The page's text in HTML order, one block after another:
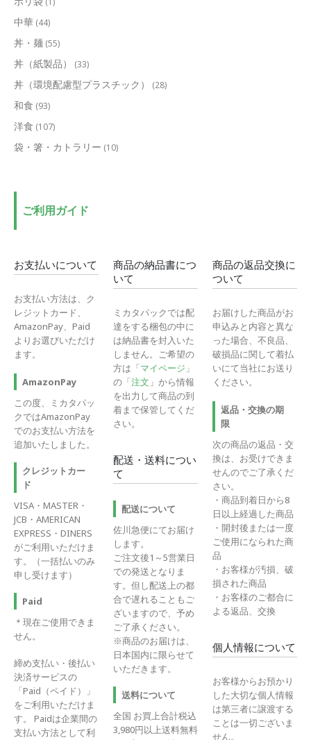
中華 (44)
丼・麺 (55)
丼（紙製品） (33)
丼（環境配慮型プラスチック） (28)
和食 (93)
洋食 (107)
袋・箸・カトラリー (10)
ご利用ガイド
お支払いについて
お支払い方法は、ク
レジットカード、
AmazonPay、Paid
よりお選びいただけ
ます。
AmazonPay
この度、ミカタパッ
クではAmazonPay
でのお支払い方法を
追加いたしました。
クレジットカー
ド
VISA・MASTER・
JCB・AMERICAN
EXPRESS・DINERS
がご利用いただけま
す。（一括払いのみ
申し受けます）
Paid
＊現在ご使用できま
せん。
締め支払い・後払い
決済サービスの
「Paid（ペイド）」
をご利用いただけま
す。 Paidは企業間の
支払い方法として利
商品の納品書につ
いて
ミカタパックでは配
達をする梱包の中に
は納品書を封入いた
しません。ご希望の
方は「マイページ 」
の「注文 」から情報
を出力して商品の到
着まで保管してくだ
さい。
配送・送料につい
て
配送について
佐川急便にてお届け
します。
ご注文後1～5営業日
での発送となりま
す。但し配送上の都
合で遅れることもご
ざいますので、予め
ご了承ください。
※商品のお届けは、
日本国内に限らせて
いただきます。
送料について
全国 お買上合計税込
3,980円以上送料無料
商品の返品交換に
ついて
お届けした商品がお
申込みと内容と異な
った場合、不良品、
破損品に関して着払
いにて当社にお送り
ください。
返品・交換の期
限
次の商品の返品・交
換は、お受けできま
せんのでご了承くだ
さい。
・商品到着日から8
日以上経過した商品
・開封後または一度
ご使用になられた商
品
・お客様が汚損、破
損された商品
・お客様のご都合に
よる返品、交換
個人情報について
お客様からお預かり
した大切な個人情報
は第三者に譲渡する
ことは一切ございま
せん。